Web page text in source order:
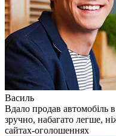
Василь
Вдало продав автомобіль
зручно, набагато легше,
сайтах-оголошеннях